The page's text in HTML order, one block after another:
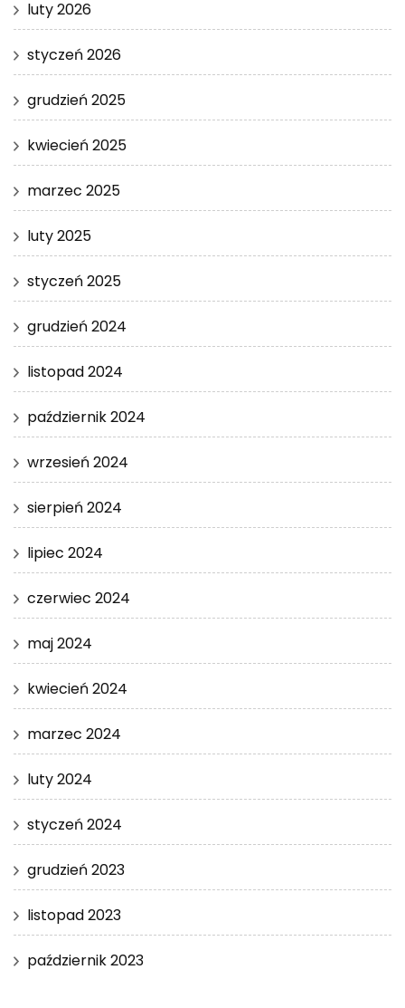
luty 2026
styczeń 2026
grudzień 2025
kwiecień 2025
marzec 2025
luty 2025
styczeń 2025
grudzień 2024
listopad 2024
październik 2024
wrzesień 2024
sierpień 2024
lipiec 2024
czerwiec 2024
maj 2024
kwiecień 2024
marzec 2024
luty 2024
styczeń 2024
grudzień 2023
listopad 2023
październik 2023